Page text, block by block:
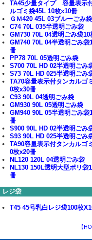
TA45少量タイプ 容量表示
ルゴミ袋45L 10枚x10冊
ＧＭ420 45L 03ブルーごみ袋
C74 70L 035半透明ごみ袋
GM730 70L 04透明ごみ袋10
GM740 70L 04半透明ごみ袋
冊
PP78 70L 05透明ごみ袋
S700 70L HD 02半透明ごみ
S73 70L HD 025半透明ごみ
TA70容量表示付タンカルゴ
0枚x30冊
C93 90L 04透明ごみ袋
GM930 90L 05透明ごみ袋
GM940 90L 05半透明ごみ袋
冊
S900 90L HD 02半透明ごみ
S93 90L HD 025半透明ごみ
TA90容量表示付タンカルゴ
0枚x20冊
NL120 120L 04透明ごみ袋
NL130 150L透明大型ポリ袋
冊
レジ袋
T45 45号乳白レジ袋100枚
【